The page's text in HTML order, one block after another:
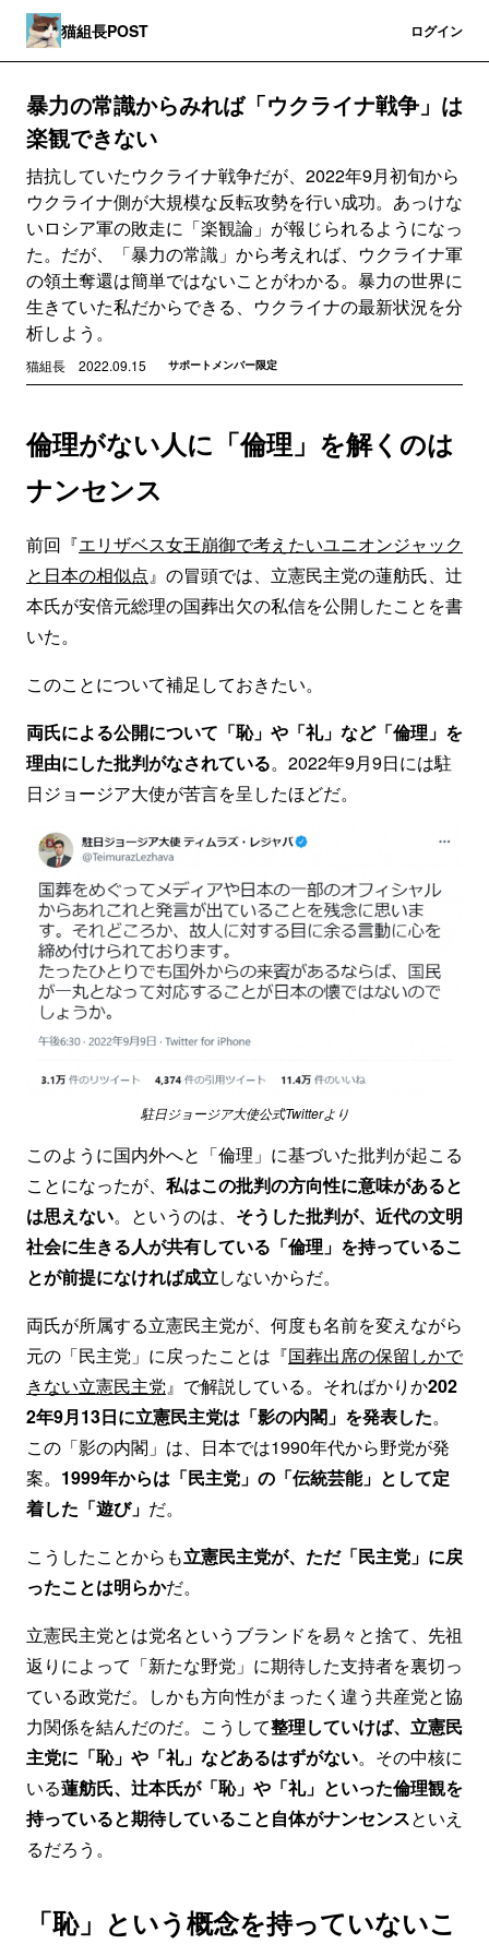
猫組長POST ログイン
暴力の常識からみれば「ウクライナ戦争」は
楽観できない
拮抗していたウクライナ戦争だが、2022年9月初旬から
ウクライナ側が大規模な反転攻勢を行い成功。あっけな
いロシア軍の敗走に「楽観論」が報じられるようになっ
た。だが、「暴力の常識」から考えれば、ウクライナ軍
の領土奪還は簡単ではないことがわかる。暴力の世界に
生きていた私だからできる、ウクライナの最新状況を分
析しよう。
猫組長 2022.09.15 サポートメンバー限定
倫理がない人に「倫理」を解くのは
ナンセンス
前回『エリザベス女王崩御で考えたいユニオンジャック
と日本の相似点』の冒頭では、立憲民主党の蓮舫氏、辻
本氏が安倍元総理の国葬出欠の私信を公開したことを書
いた。
このことについて補足しておきたい。
両氏による公開について「恥」や「礼」など「倫理」を
理由にした批判がなされている。2022年9月9日には駐
日ジョージア大使が苦言を呈したほどだ。
駐日ジョージア大使公式Twitterより
このように国内外へと「倫理」に基づいた批判が起こる
ことになったが、 私はこの批判の方向性に意味があると
は思えない。というのは、 そうした批判が、近代の文明
社会に生きる人が共有している「倫理」を持っているこ
とが前提になければ成立しないからだ。
両氏が所属する立憲民主党が、何度も名前を変えながら
元の「民主党」に戻ったことは『国葬出席の保留しかで
きない立憲民主党』で解説している。そればかりか202
2年9月13日に立憲民主党は「影の内閣」を発表した。
この「影の内閣」は、日本では1990年代から野党が発
案。 1999年からは「民主党」の「伝統芸能」として定
着した「遊び」 だ。
こうしたことからも立憲民主党が、ただ「民主党」に戻
ったことは明らかだ。
立憲民主党とは党名というブランドを易々と捨て、先祖
返りによって「新たな野党」に期待した支持者を裏切っ
ている政党だ。しかも方向性がまったく違う共産党と協
力関係を結んだのだ。こうして整理していけば、立憲民
主党に「恥」や「礼」などあるはずがない。その中核に
いる蓮舫氏、辻本氏が「恥」や「礼」といった倫理観を
持っていると期待していること自体がナンセンスといえ
るだろう。
「恥」という概念を持っていないこ